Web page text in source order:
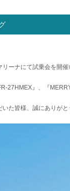
ーナにて試乗会を開催
27HMEX』、『
た皆様、誠にありがと